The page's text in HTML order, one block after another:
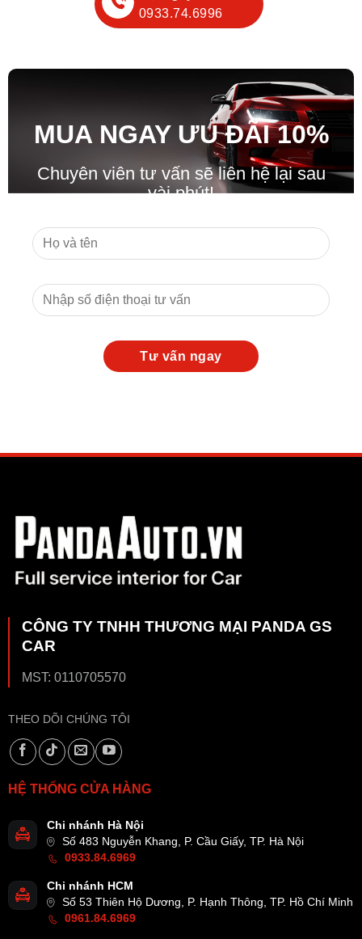
0933.74.6996
MUA NGAY ƯU ĐÃI10%
Chuyên viên tư vấn sẽ liên hệ lại sau
vài phút!
CÔNG TY TNHH THƯƠNG MẠI PANDA GS
CAR
MST: 0110705570
THEO DÕI CHÚNG TÔI
HỆ THỐNG CỬA HÀNG
Chi nhánh Hà Nội
Số 483 Nguyễn Khang, P. Cầu Giấy, TP. Hà Nội
0933.84.6969
Chi nhánh HCM
Số 53 Thiên Hộ Dương, P. Hạnh Thông, TP. Hồ Chí Minh
0961.84.6969